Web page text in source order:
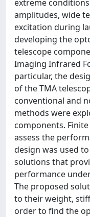
extreme
amplitudes, wide
excitation during
developing the
telescope
Imaging Infrared
particular, the
of the TMA
conventional and
methods were
components.
assess the
design was used
solutions that
performance
The proposed
to their weight,
order to find the